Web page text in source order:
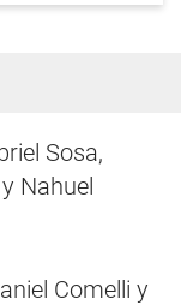
Sosa,
Nahuel
Comelli y